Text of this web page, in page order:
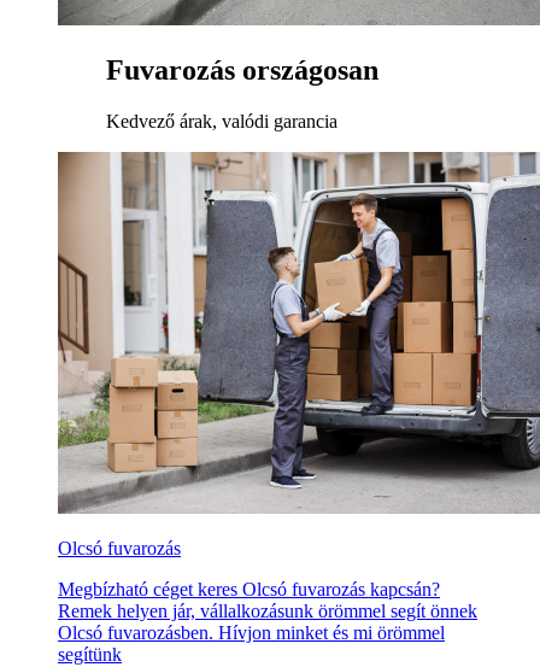
Fuvarozás országosan
Kedvező árak, valódi garancia
Olcsó fuvarozás
Megbízható céget keres Olcsó fuvarozás kapcsán?
Remek helyen jár, vállalkozásunk örömmel segít önnek
Olcsó fuvarozásben. Hívjon minket és mi örömmel
segítünk